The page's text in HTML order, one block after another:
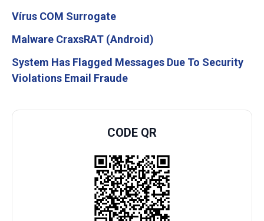
Vírus COM Surrogate
Malware CraxsRAT (Android)
System Has Flagged Messages Due To Security
Violations Email Fraude
CODE QR